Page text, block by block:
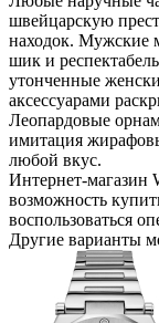
швейцарскую
находок. Мужские
шик и
утонченные
аксессуарами
Леопардовые
имитация
любой вкус.
Интернет-магазин
возможность
воспользоваться
Другие варианты